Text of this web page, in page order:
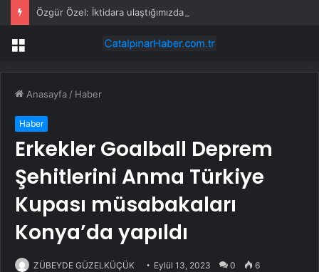
Menü
Anasayfa / Haber
Haber
Erkekler Goalball Deprem
Şehitlerini Anma Türkiye
Kupası müsabakaları
Konya’da yapıldı
ZÜBEYDE GÜZELKÜÇÜK Eylül 13, 2023 0 6